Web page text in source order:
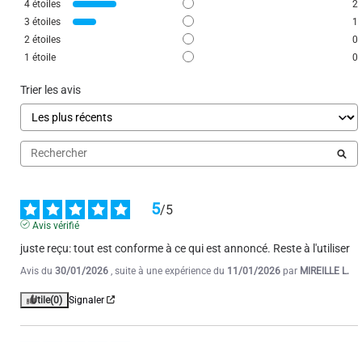
Avis vérifié
(0)
4 étoiles
2
3 étoiles
1
2 étoiles
0
1 étoile 0
Trier les avis
5/5
Avis vérifié
juste reçu: tout est conforme à ce qui est annoncé. Reste à l'utiliser
Avis du 30/01/2026 , suite à une expérience du 11/01/2026 par MIREILLE L.
Utile(0) Signaler